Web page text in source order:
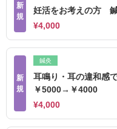
新
規
妊活をお考えの方
¥4,000
新
規
鍼灸
耳鳴り・耳の違和
￥5000→￥4000
¥4,000